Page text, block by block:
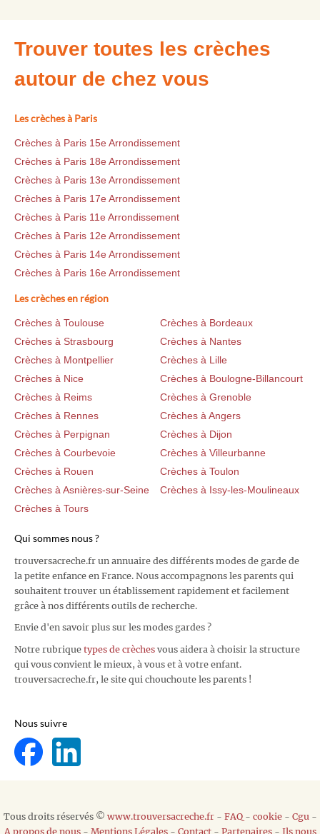
Trouver toutes les crèches
autour de chez vous
Les crèches à Paris
Crèches à Paris 15e Arrondissement
Crèches à Paris 18e Arrondissement
Crèches à Paris 13e Arrondissement
Crèches à Paris 17e Arrondissement
Crèches à Paris 11e Arrondissement
Crèches à Paris 12e Arrondissement
Crèches à Paris 14e Arrondissement
Crèches à Paris 16e Arrondissement
Les crèches en région
Crèches à Toulouse
Crèches à Bordeaux
Crèches à Strasbourg
Crèches à Nantes
Crèches à Montpellier
Crèches à Lille
Crèches à Nice
Crèches à Boulogne-Billancourt
Crèches à Reims
Crèches à Grenoble
Crèches à Rennes
Crèches à Angers
Crèches à Perpignan
Crèches à Dijon
Crèches à Courbevoie
Crèches à Villeurbanne
Crèches à Rouen
Crèches à Toulon
Crèches à Asnières-sur-Seine
Crèches à Issy-les-Moulineaux
Crèches à Tours
Qui sommes nous ?
trouversacreche.fr un annuaire des différents modes de garde de
la petite enfance en France. Nous accompagnons les parents qui
souhaitent trouver un établissement rapidement et facilement
grâce à nos différents outils de recherche.
Envie d'en savoir plus sur les modes gardes ?
Notre rubrique types de crèches vous aidera à choisir la structure
qui vous convient le mieux, à vous et à votre enfant.
trouversacreche.fr, le site qui chouchoute les parents !
Nous suivre
Tous droits réservés © www.trouversacreche.fr- FAQ- cookie- Cgu-
A propos de nous- Mentions Légales- Contact- Partenaires- Ils nous